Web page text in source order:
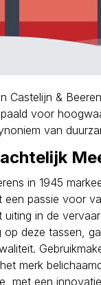
Castelijn &
voor
van
in 1945
een passie voor
in de
deze tassen,
merk
met een